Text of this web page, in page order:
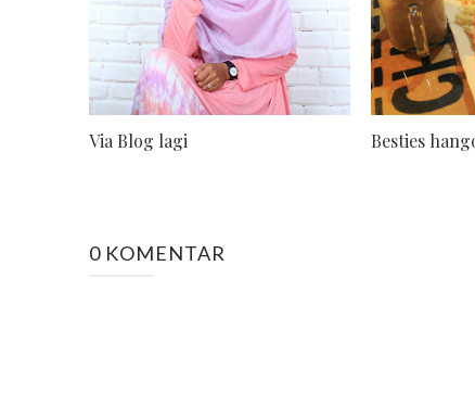
Via Blog lagi Besties
0 KOMENTAR